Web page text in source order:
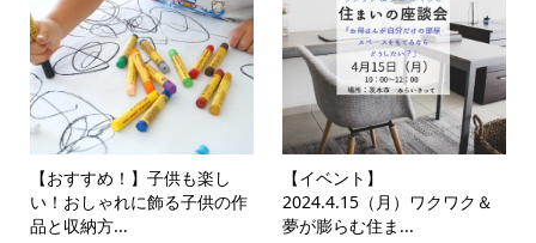
【おすすめ！】子供も楽し
い！おしゃれに飾る子供の作
品と収納方...
【イベント】
2024.4.15（月）ワクワク＆
夢が膨らむ住ま...